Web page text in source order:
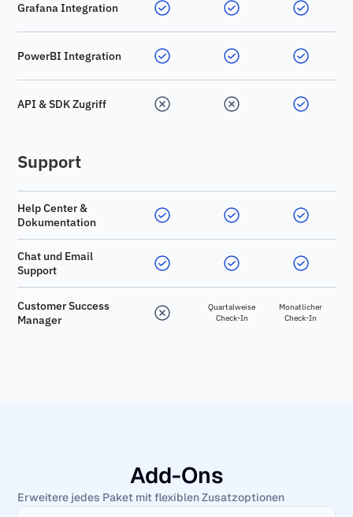
Grafana Integration
PowerBI Integration
API & SDK Zugriff
Support
Help Center &
Dokumentation
Chat und Email
Support
Customer Success
Manager
Quartalweise
Check-In
Monatlicher
Check-In
Add-Ons
Erweitere jedes Paket mit flexiblen Zusatzoptionen